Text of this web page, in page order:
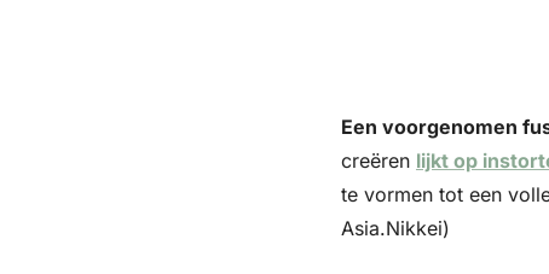
Een voorgenomen
creëren lijkt op
te vormen tot een
Asia.Nikkei)